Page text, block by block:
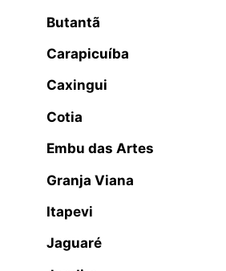
Butantã
Carapicuíba
Caxingui
Cotia
Embu das Artes
Granja Viana
Itapevi
Jaguaré